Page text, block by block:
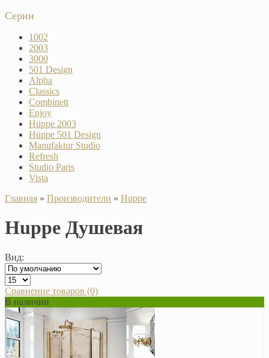
Серии
1002
2003
3000
501 Design
Alpha
Classics
Combinett
Enjoy
Hüppe 2003
Hüppe 501 Design
Manufaktur Studio
Refresh
Studio Paris
Vista
Главная » Производители » Huppe
Huppe Душевая
Вид:
Сравнение товаров (0)
В наличии